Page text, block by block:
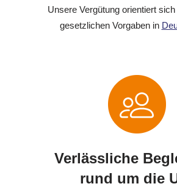
Unsere Vergütung orientiert
gesetzlichen Vorgaben in
Verlässliche
rund um die